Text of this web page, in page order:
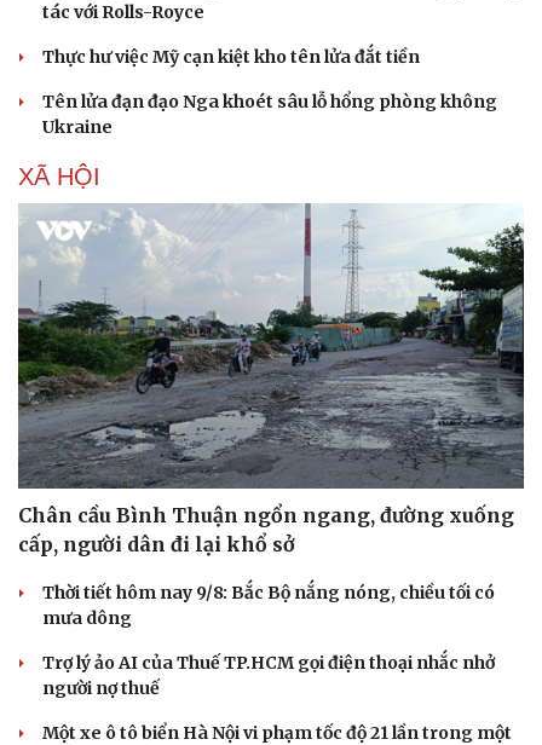
tác với Rolls-Royce
Thực hư việc Mỹ cạn kiệt kho tên lửa đắt tiền
Tên lửa đạn đạo Nga khoét sâu lỗ hổng phòng không
Ukraine
XÃ HỘI
Chân cầu Bình Thuận ngổn ngang, đường xuống
cấp, người dân đi lại khổ sở
Thời tiết hôm nay 9/8: Bắc Bộ nắng nóng, chiều tối có
mưa dông
Trợ lý ảo AI của Thuế TP.HCM gọi điện thoại nhắc nhở
người nợ thuế
Một xe ô tô biển Hà Nội vi phạm tốc độ 21 lần trong một